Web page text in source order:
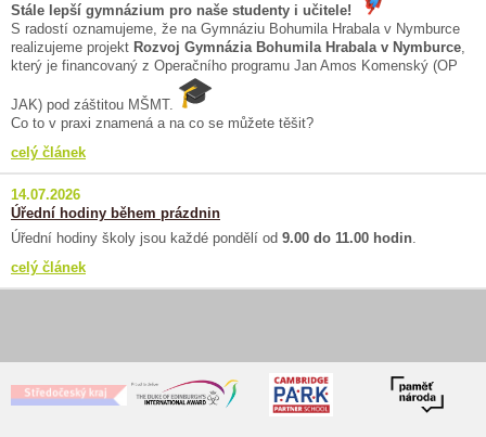
Stále lepší gymnázium pro naše studenty i učitele!
S radostí oznamujeme, že na Gymnáziu Bohumila Hrabala v Nymburce
realizujeme projekt Rozvoj Gymnázia Bohumila Hrabala v Nymburce
který je financovaný z Operačního programu Jan Amos Komenský (OP
JAK) pod záštitou MŠMT.
Co to v praxi znamená a na co se můžete těšit?
celý článek
14.07.2026
Úřední hodiny během prázdnin
Úřední hodiny školy jsou každé pondělí od 9.00 do 11.00 hodin
celý článek